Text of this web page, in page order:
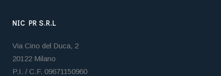
NIC PR S.R.L
Via Cino del Duca, 2
20122 Milano
P.I. / C.F. 09671150960